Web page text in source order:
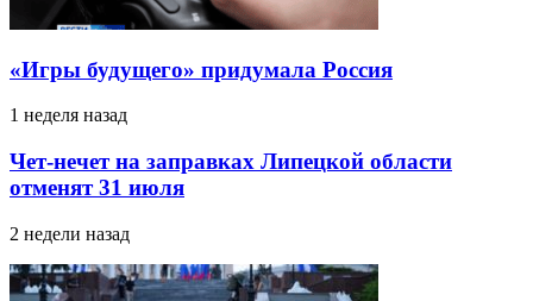
«Игры будущего» придумала Россия
1 неделя назад
Чет-нечет на заправках Липецкой области
отменят 31 июля
2 недели назад